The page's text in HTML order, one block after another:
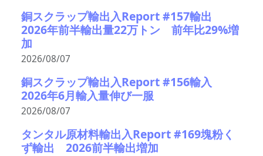
銅スクラップ輸出入Report #157輸出
2026年前半輸出量22万トン 前年比29%増
加
2026/08/07
銅スクラップ輸出入Report #156輸入
2026年6月輸入量伸び一服
2026/08/07
タンタル原材料輸出入Report #169塊粉く
ず輸出 2026前半輸出増加